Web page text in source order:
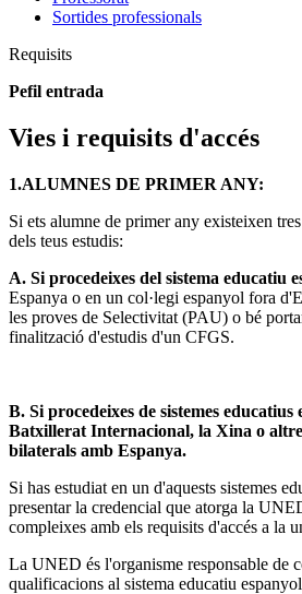
Sortides professionals
Requisits
Pefil entrada
Vies i requisits d'accés
1.ALUMNES DE PRIMER ANY:
Si ets alumne de primer any existeixen
dels teus estudis:
A. Si procedeixes del sistema educatiu
Espanya o en un col·legi espanyol fora
les proves de Selectivitat (PAU) o bé
finalització d'estudis d'un CFGS.
B. Si procedeixes de sistemes educatius
Batxillerat Internacional, la Xina o
bilaterals amb Espanya.
Si has estudiat en un d'aquests sistemes
presentar la credencial que atorga la
compleixes amb els requisits d'accés a la
La UNED és l'organisme responsable de
qualificacions al sistema educatiu